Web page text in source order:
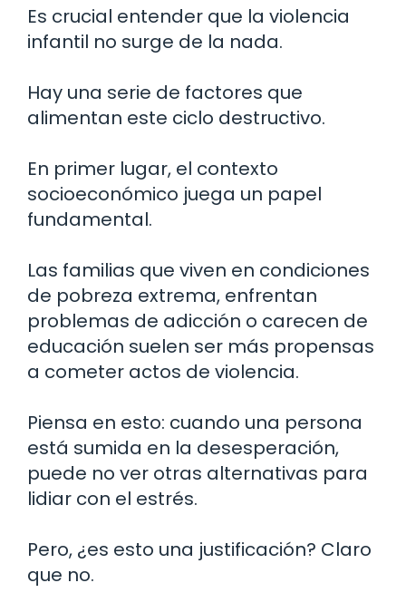
Es crucial entender que la violencia
infantil no surge de la nada.
Hay una serie de factores que
alimentan este ciclo destructivo.
En primer lugar, el contexto
socioeconómico juega un papel
fundamental.
Las familias que viven en condiciones
de pobreza extrema, enfrentan
problemas de adicción o carecen de
educación suelen ser más propensas
a cometer actos de violencia.
Piensa en esto: cuando una persona
está sumida en la desesperación,
puede no ver otras alternativas para
lidiar con el estrés.
Pero, ¿es esto una justificación? Claro
que no.